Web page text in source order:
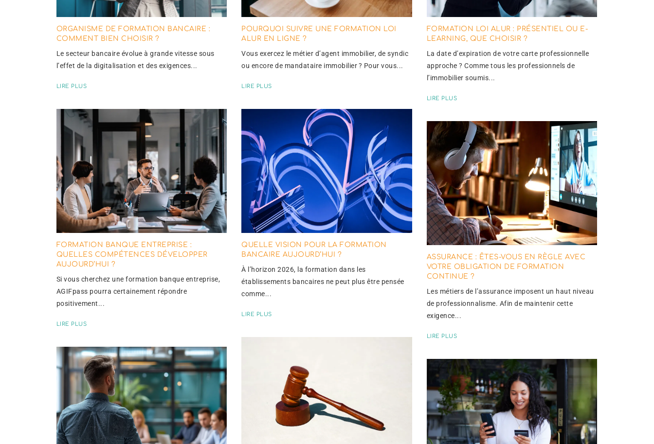
ORGANISME DE FORMATION BANCAIRE :
COMMENT BIEN CHOISIR ?
Le secteur bancaire évolue à grande vitesse sous
l’effet de la digitalisation et des exigences...
LIRE PLUS
POURQUOI SUIVRE UNE FORMATION LOI
ALUR EN LIGNE ?
Vous exercez le métier d’agent immobilier, de syndic
ou encore de mandataire immobilier ? Pour vous...
LIRE PLUS
FORMATION LOI ALUR : PRÉSENTIEL OU E-
LEARNING, QUE CHOISIR ?
La date d’expiration de votre carte professionnelle
approche ? Comme tous les professionnels de
l’immobilier soumis...
LIRE PLUS
FORMATION BANQUE ENTREPRISE :
QUELLES COMPÉTENCES DÉVELOPPER
AUJOURD’HUI ?
Si vous cherchez une formation banque entreprise,
AGIFpass pourra certainement répondre
positivement...
LIRE PLUS
QUELLE VISION POUR LA FORMATION
BANCAIRE AUJOURD’HUI ?
À l’horizon 2026, la formation dans les
établissements bancaires ne peut plus être pensée
comme...
LIRE PLUS
ASSURANCE : ÊTES-VOUS EN RÈGLE AVEC
VOTRE OBLIGATION DE FORMATION
CONTINUE ?
Les métiers de l’assurance imposent un haut niveau
de professionnalisme. Afin de maintenir cette
exigence...
LIRE PLUS